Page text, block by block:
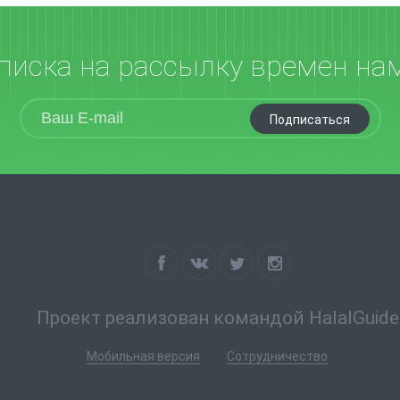
на рассылку времен
Подписаться
Проект реализован командой HalalGuide
Мобильная версия Сотрудничество